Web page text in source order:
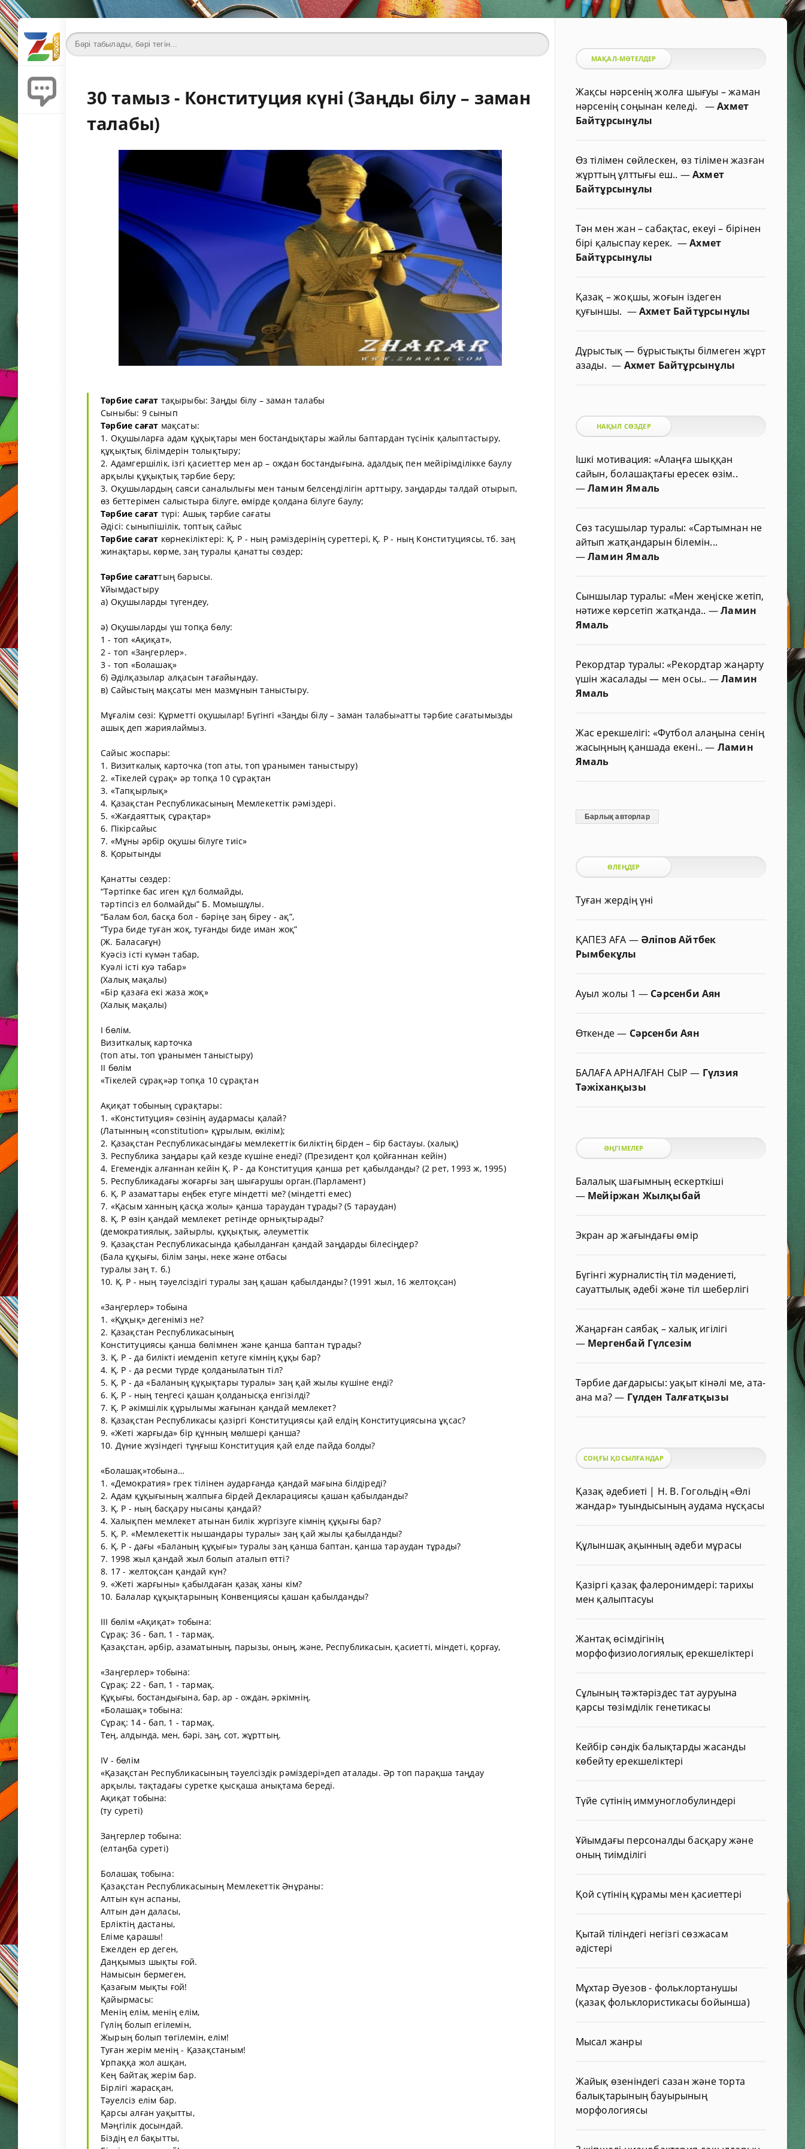
30 тамыз - Конституция күні (Заңды білу – заман
талабы)
Тәрбие сағат тақырыбы: Заңды білу – заман талабы
Сыныбы: 9 сынып
Тәрбие сағат мақсаты:
1. Оқушыларға адам құқықтары мен бостандықтары жайлы баптардан түсінік қалыптастыру,
құқықтық білімдерін толықтыру;
2. Адамгершілік, ізгі қасиеттер мен ар – ождан бостандығына, адалдық пен мейірімділікке баулу
арқылы құқықтық тәрбие беру;
3. Оқушылардың саяси саналылығы мен таным белсенділігін арттыру, заңдарды талдай отырып,
өз беттерімен салыстыра білуге, өмірде қолдана білуге баулу;
Тәрбие сағат түрі: Ашық тәрбие сағаты
Әдісі: сыныпішілік, топтық сайыс
Тәрбие сағат көрнекіліктері: Қ. Р - ның рәміздерінің суреттері, Қ. Р - ның Конституциясы, тб. заң
жинақтары, көрме, заң туралы қанатты сөздер;
Тәрбие сағаттың барысы.
Ұйымдастыру
а) Оқушыларды түгендеу,
ә) Оқушыларды үш топқа бөлу:
1 - топ «Ақиқат»,
2 - топ «Заңгерлер».
3 - топ «Болашақ»
б) Әділқазылар алқасын тағайындау.
в) Сайыстың мақсаты мен мазмұнын таныстыру.
Мұғалім сөзі: Құрметті оқушылар! Бүгінгі «Заңды білу – заман талабы»атты тәрбие сағатымызды
ашық деп жариялаймыз.
Сайыс жоспары:
1. Визиткалық карточка (топ аты, топ ұранымен таныстыру)
2. «Тікелей сұрақ» әр топқа 10 сұрақтан
3. «Тапқырлық»
4. Қазақстан Республикасының Мемлекеттік рәміздері.
5. «Жағдаяттық сұрақтар»
6. Пікірсайыс
7. «Мұны әрбір оқушы білуге тиіс»
8. Қорытынды
Қанатты сөздер:
“Тәртіпке бас иген құл болмайды,
тәртіпсіз ел болмайды” Б. Момышұлы.
“Балам бол, басқа бол - бәріңе заң біреу - ақ”,
“Тура биде туған жоқ, туғанды биде иман жоқ”
(Ж. Баласағұн)
Куәсіз істі күмән табар,
Куәлі істі куә табар»
(Халық мақалы)
«Бір қазаға екі жаза жоқ»
(Халық мақалы)
І бөлім.
Визиткалық карточка
(топ аты, топ ұранымен таныстыру)
ІІ бөлім
«Тікелей сұрақ»әр топқа 10 сұрақтан
Ақиқат тобының сұрақтары:
1. «Конституция» сөзінің аудармасы қалай?
(Латынның «constitution» құрылым, өкілім);
2. Қазақстан Республикасындағы мемлекеттік биліктің бірден – бір бастауы. (халық)
3. Республика заңдары қай кезде күшіне енеді? (Президент қол қойғаннан кейін)
4. Егемендік алғаннан кейін Қ. Р - да Конституция қанша рет қабылданды? (2 рет, 1993 ж, 1995)
5. Республикадағы жоғарғы заң шығарушы орган.(Парламент)
6. Қ. Р азаматтары еңбек етуге міндетті ме? (міндетті емес)
7. «Қасым ханның қасқа жолы» қанша тараудан тұрады? (5 тараудан)
8. Қ. Р өзін қандай мемлекет ретінде орнықтырады?
(демократиялық, зайырлы, құқықтық, әлеуметтік
9. Қазақстан Республикасында қабылданған қандай заңдарды білесіңдер?
(Бала құқығы, білім заңы, неке және отбасы
туралы заң т. б.)
10. Қ. Р - ның тәуелсіздігі туралы заң қашан қабылданды? (1991 жыл, 16 желтоқсан)
«Заңгерлер» тобына
1. «Құқық» дегеніміз не?
2. Қазақстан Республикасының
Конституциясы қанша бөлімнен және қанша баптан тұрады?
3. Қ. Р - да билікті иемденіп кетуге кімнің құқы бар?
4. Қ. Р - да ресми түрде қолданылатын тіл?
5. Қ. Р - да «Баланың құқықтары туралы» заң қай жылы күшіне енді?
6. Қ. Р - ның теңгесі қашан қолданысқа енгізілді?
7. Қ. Р әкімшілік құрылымы жағынан қандай мемлекет?
8. Қазақстан Республикасы қазіргі Конституциясы қай елдің Конституциясына ұқсас?
9. «Жеті жарғыда» бір құнның мөлшері қанша?
10. Дүние жүзіндегі тұңғыш Конституция қай елде пайда болды?
«Болашақ»тобына…
1. «Демократия» грек тілінен аударғанда қандай мағына білдіреді?
2. Адам құқығының жалпыға бірдей Декларациясы қашан қабылданды?
3. Қ. Р - ның басқару нысаны қандай?
4. Халықпен мемлекет атынан билік жүргізуге кімнің құқығы бар?
5. Қ. Р. «Мемлекеттік нышандары туралы» заң қай жылы қабылданды?
6. Қ. Р - дағы «Баланың құқығы» туралы заң қанша баптан, қанша тараудан тұрады?
7. 1998 жыл қандай жыл болып аталып өтті?
8. 17 - желтоқсан қандай күн?
9. «Жеті жарғыны» қабылдаған қазақ ханы кім?
10. Балалар құқықтарының Конвенциясы қашан қабылданды?
ІІІ бөлім «Ақиқат» тобына:
Сұрақ: 36 - бап, 1 - тармақ.
Қазақстан, әрбір, азаматының, парызы, оның, және, Республикасын, қасиетті, міндеті, қорғау,
«Заңгерлер» тобына:
Сұрақ: 22 - бап, 1 - тармақ.
Құқығы, бостандығына, бар, ар - ождан, әркімнің.
«Болашақ» тобына:
Сұрақ: 14 - бап, 1 - тармақ.
Тең, алдында, мен, бәрі, заң, сот, жұрттың.
ІV - бөлім
«Қазақстан Республикасының тәуелсіздік рәміздері»деп аталады. Әр топ парақша таңдау
арқылы, тақтадағы суретке қысқаша анықтама береді.
Ақиқат тобына:
(ту суреті)
Заңгерлер тобына:
(елтаңба суреті)
Болашақ тобына:
Қазақстан Республикасының Мемлекеттік Әнұраны:
Алтын күн аспаны,
Алтын дән даласы,
Ерліктің дастаны,
Еліме қарашы!
Ежелден ер деген,
Даңқымыз шықты ғой.
Намысын бермеген,
Қазағым мықты ғой!
Қайырмасы:
Менің елім, менің елім,
Гүлің болып егілемін,
Жырың болып төгілемін, елім!
Туған жерім менің - Қазақстаным!
Ұрпаққа жол ашқан,
Кең байтақ жерім бар.
Бірлігі жарасқан,
Тәуелсіз елім бар.
Қарсы алған уақытты,
Мәңгілік досындай.
Біздің ел бақытты,
МАҚАЛ-МӘТЕЛДЕР
Жақсы нәрсенің жолға шығуы – жаман
нәрсенің соңынан келеді. —Ахмет
Байтұрсынұлы
Өз тілімен сөйлескен, өз тілімен жазған
жұрттың ұлттығы еш.. —Ахмет
Байтұрсынұлы
Тән мен жан – сабақтас, екеуі – бірінен
бірі қалыспау керек. —Ахмет
Байтұрсынұлы
Қазақ – жоқшы, жоғын іздеген
қуғыншы. —Ахмет Байтұрсынұлы
Дұрыстық — бұрыстықты білмеген жұрт
азады.— Ахмет Байтұрсынұлы
НАҚЫЛ СӨЗДЕР
Ішкі мотивация: «Алаңға шыққан
сайын, болашақтағы ересек өзім..
—Ламин Ямаль
Сөз тасушылар туралы: «Сартымнан не
айтып жатқандарын білемін...
—Ламин Ямаль
Сыншылар туралы: «Мен жеңіске жетіп,
нәтиже көрсетіп жатқанда.. —Ламин
Ямаль
Рекордтар туралы: «Рекордтар жаңарту
үшін жасалады — мен осы.. —Ламин
Ямаль
Жас ерекшелігі: «Футбол алаңына сенің
жасыңның қаншада екені..— Ламин
Ямаль
Барлық авторлар
ӨЛЕҢДЕР
Туған жердің үні
ҚАПЕЗ АҒА — Әліпов Айтбек
Рымбекұлы
Ауыл жолы 1 — Сәрсенби Аян
Өткенде— Сәрсенби Аян
БАЛАҒА АРНАЛҒАН СЫР— Гүлзия
Тәжіханқызы
ӘҢГІМЕЛЕР
Балалық шағымның ескерткіші
— Мейіржан Жылқыбай
Экран ар жағындағы өмір
Бүгінгі журналистің тіл мәдениеті,
сауаттылық әдебі және тіл шеберлігі
Жаңарған саябақ – халық игілігі
— Мергенбай Гүлсезім
Тәрбие дағдарысы: уақыт кінәлі ме, ата-
ана ма?— Гүлден Талғатқызы
СОҢҒЫ ҚОСЫЛҒАНДАР
Қазақ әдебиеті | Н. В. Гогольдің «Өлі
жандар» туындысының аудама нұсқасы
Құлыншақ ақынның әдеби мұрасы
Қазіргі қазақ фалеронимдері: тарихы
мен қалыптасуы
Жантақ өсімдігінің
морфофизиологиялық ерекшеліктері
Сұлының тәжтәріздес тат ауруына
қарсы төзімділік генетикасы
Кейбір сәндік балықтарды жасанды
көбейту ерекшеліктері
Түйе сүтінің иммуноглобулиндері
Ұйымдағы персоналды басқару және
оның тиімділігі
Қой сүтінің құрамы мен қасиеттері
Қытай тіліндегі негізгі сөзжасам
әдістері
Мұхтар Әуезов - фольклортанушы
(қазақ фольклористикасы бойынша)
Мысал жанры
Жайық өзеніндегі сазан және торта
балықтарының бауырының
морфологиясы